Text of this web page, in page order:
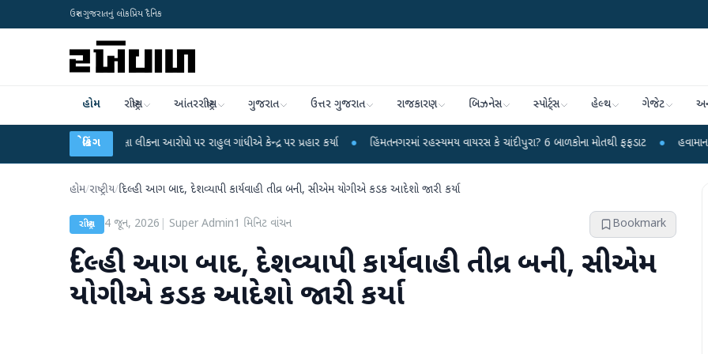
ઉત્તર ગુજરાતનું લોકપ્રિય દૈનિક
હોમ રાષ્ટ્રીય આંતરરાષ્ટ્રીય ગુજરાત ઉત્તર ગુજરાત રાજકારણ બિઝનેસ સ્પોર્ટ્સ હેલ્થ ગેજેટ
બ્રેકિંગ
NET પરીક્ષા લીકના આરોપો પર રાહુલ ગાંધીએ કેન્દ્ર પર પ્રહાર કર્યા ● હિંમતનગરમાં રહસ્યમય વાયરસ કે ચાંદીપુરા? 6 બાળકોના મોતથી ફફડાટ ● હવામાન વિભાગે 18
હોમ/રાષ્ટ્રીય/દિલ્હી આગ બાદ, દેશવ્યાપી કાર્યવાહી તીવ્ર બની, સીએમ યોગીએ કડક આદેશો જારી કર્યા
રાષ્ટ્રીય 4 જૂન, 2026 Super Admin1 મિનિટ વાંચન Bookmark
દિલ્હી આગ બાદ, દેશવ્યાપી કાર્યવાહી તીવ્ર બની, સીએમ
યોગીએ કડક આદેશો જારી કર્યા